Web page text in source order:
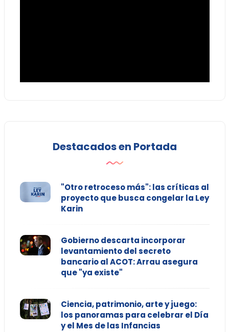
Destacados en Portada
"Otro retroceso más": las críticas al
proyecto que busca congelar la Ley
Karin
Gobierno descarta incorporar
levantamiento del secreto
bancario al ACOT: Arrau asegura
que "ya existe"
Ciencia, patrimonio, arte y juego:
los panoramas para celebrar el Día
y el Mes de las Infancias